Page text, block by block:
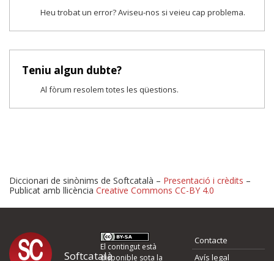
Heu trobat un error? Aviseu-nos si veieu cap problema.
Teniu algun dubte?
Al fòrum resolem totes les qüestions.
Proposeu-nos millores o
Diccionari de sinònims de Softcatalà – Presentació i crèdits –
Publicat amb llicència Creative Commons CC-BY 4.0
Softcatalà
El contingut està
disponible sota la
Contacte
Avís legal